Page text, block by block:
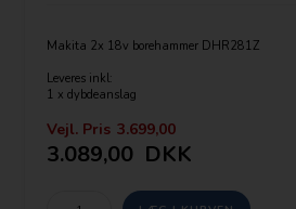
Makita 2x 18v borehammer DHR281Z
Leveres inkl:
1 x dybdeanslag
1 x 1.5-13mm borepatron
1 x Makita klud
1 x Makita Makpac str. 4 med indlæg
Vejl. Pris 3.699,00
3.089,00 DKK